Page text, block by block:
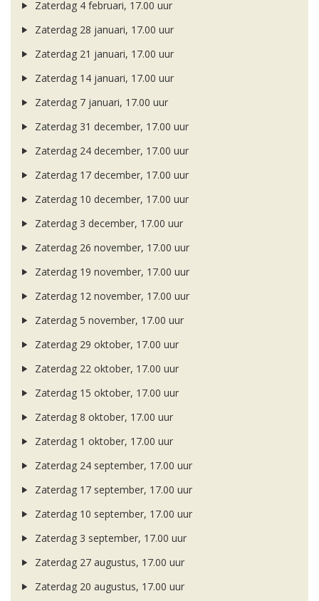
Zaterdag 4 februari, 17.00 uur
Zaterdag 28 januari, 17.00 uur
Zaterdag 21 januari, 17.00 uur
Zaterdag 14 januari, 17.00 uur
Zaterdag 7 januari, 17.00 uur
Zaterdag 31 december, 17.00 uur
Zaterdag 24 december, 17.00 uur
Zaterdag 17 december, 17.00 uur
Zaterdag 10 december, 17.00 uur
Zaterdag 3 december, 17.00 uur
Zaterdag 26 november, 17.00 uur
Zaterdag 19 november, 17.00 uur
Zaterdag 12 november, 17.00 uur
Zaterdag 5 november, 17.00 uur
Zaterdag 29 oktober, 17.00 uur
Zaterdag 22 oktober, 17.00 uur
Zaterdag 15 oktober, 17.00 uur
Zaterdag 8 oktober, 17.00 uur
Zaterdag 1 oktober, 17.00 uur
Zaterdag 24 september, 17.00 uur
Zaterdag 17 september, 17.00 uur
Zaterdag 10 september, 17.00 uur
Zaterdag 3 september, 17.00 uur
Zaterdag 27 augustus, 17.00 uur
Zaterdag 20 augustus, 17.00 uur